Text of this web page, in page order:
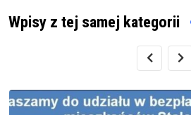
Wpisy z tej samej kategorii